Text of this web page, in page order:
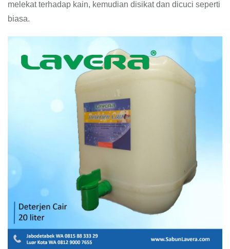
melekat terhadap kain, kemudian disikat dan dicuci seperti
biasa.